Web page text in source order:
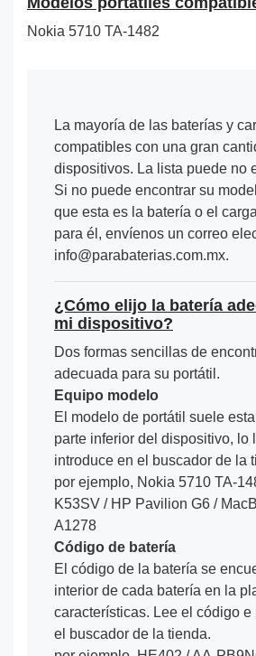
Nokia 5710 TA-1482
La mayoría de las baterías y
compatibles con una gran
dispositivos. La lista puede no
Si no puede encontrar su
que esta es la batería o el
para él, envíenos un correo
info@parabaterias.com.mx.
¿Cómo elijo la batería
mi dispositivo?
Dos formas sencillas de
adecuada para su portátil.
Equipo modelo
El modelo de portátil suele
parte inferior del dispositivo, lo
introduce en el buscador de la
por ejemplo, Nokia 5710 TA-
K53SV / HP Pavilion G6 /
A1278
Código de batería
El código de la batería se
interior de cada batería en la
características. Lee el código e
el buscador de la tienda.